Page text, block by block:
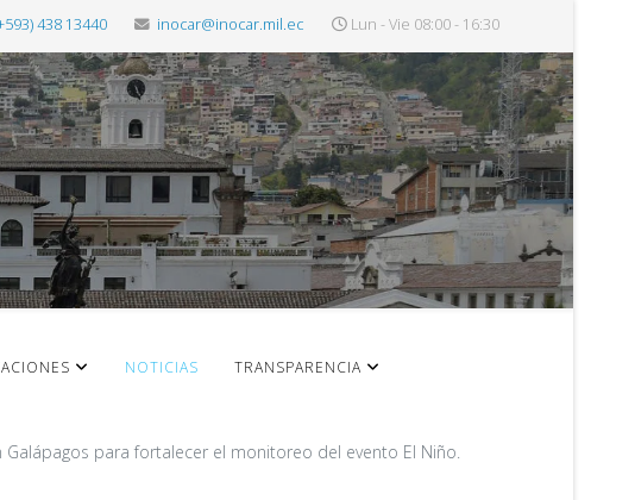
438 13440 inocar@inocar.mil.ec Lun - Vie 08:00 - 16:30
NOTICIAS TRANSPARENCIA
para fortalecer el monitoreo del evento El Niño.